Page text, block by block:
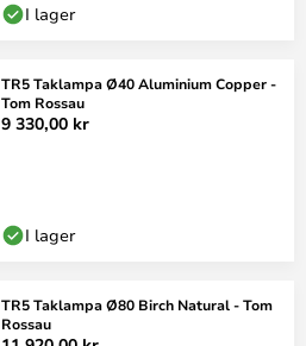
I lager
TR5 Taklampa Ø40 Aluminium Copper -
Tom Rossau
9 330,00 kr
I lager
TR5 Taklampa Ø80 Birch Natural - Tom
Rossau